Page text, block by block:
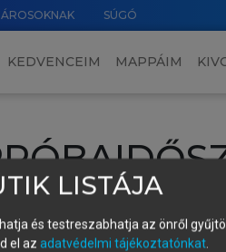
SÚGÓ
KEDVENCEIM MAPPÁIM
lépj be a saját
Új felhasználóként1 óra
LISTÁJA
és testreszabhatja az önről
el az adatvédelmi tájékoztatónkat.